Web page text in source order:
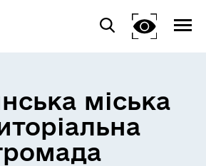
міська